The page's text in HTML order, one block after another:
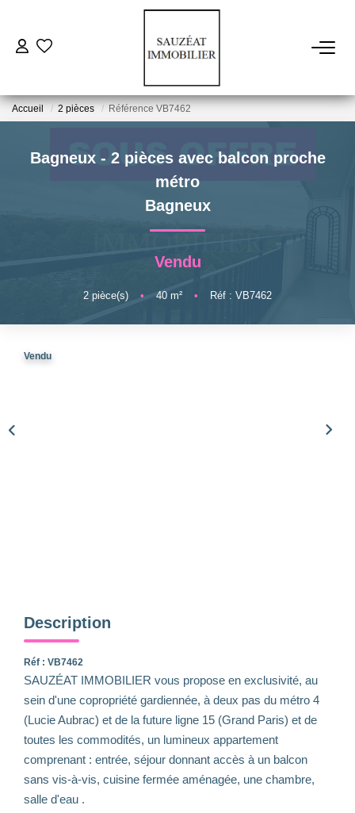
ESTIMER
FAIRE GÉRER
Accueil 2 pièces Référence VB7462
Bagneux - 2 pièces avec balcon proche
métro
Bagneux
Vendu
2 pièce(s) • 40 m² • Réf : VB7462
Vendu
Description
Réf : VB7462
SAUZÉAT IMMOBILIER vous propose en exclusivité, au
sein d'une copropriété gardiennée, à deux pas du métro 4
(Lucie Aubrac) et de la future ligne 15 (Grand Paris) et de
toutes les commodités, un lumineux appartement
comprenant : entrée, séjour donnant accès à un balcon
sans vis-à-vis, cuisine fermée aménagée, une chambre,
salle d'eau .